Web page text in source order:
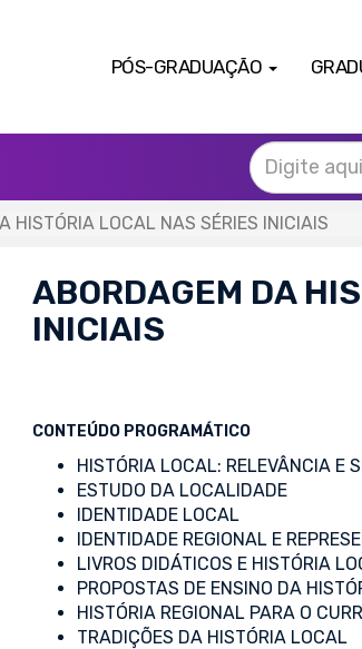
PÓS-GRADUAÇÃO
HISTÓRIA LOCAL NAS SÉRIES INICIAIS
ABORDAGEM DA
INICIAIS
CONTEÚDO PROGRAMÁTICO
HISTÓRIA LOCAL: RELEVÂNCIA E
ESTUDO DA LOCALIDADE
IDENTIDADE LOCAL
IDENTIDADE REGIONAL E
LIVROS DIDÁTICOS E HISTÓRIA
PROPOSTAS DE ENSINO DA
HISTÓRIA REGIONAL PARA O
TRADIÇÕES DA HISTÓRIA LOCAL